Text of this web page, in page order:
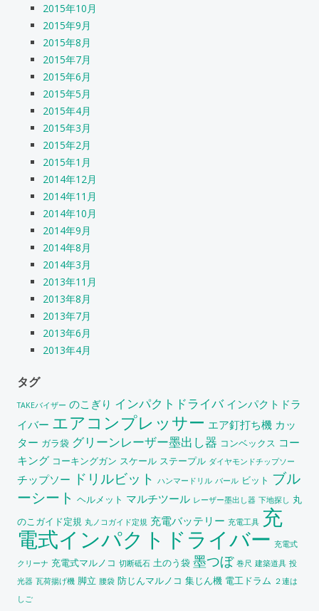
2015年10月
2015年9月
2015年8月
2015年7月
2015年6月
2015年5月
2015年4月
2015年3月
2015年2月
2015年1月
2014年12月
2014年11月
2014年10月
2014年9月
2014年8月
2014年3月
2013年11月
2013年8月
2013年7月
2013年6月
2013年4月
タグ
TAKEバイザー のこぎり インパクトドライバ インパクトドラ
イバー エアコンプレッサー エア釘打ち機 カッ
ター ガラ袋 グリーンレーザー墨出し器 コンベックス コー
キング コーキングガン スケール ステープル ダイヤモンドチップソー
チップソー ドリルビット ハンマードリル バール ビット ブル
ーシート ヘルメット マルチツール レーザー墨出し器 下地探し 丸
のこガイド定規 丸ノコガイド定規 充電バッテリー 充電工具 充
電式インパクトドライバー 充電式
クリーナ 充電式マルノコ 切断砥石 土のう袋 墨つぼ 巻尺 建築道具 投
光器 瓦荷揚げ機 脚立 腰袋 防じんマルノコ 集じん機 電工ドラム ２連は
しご